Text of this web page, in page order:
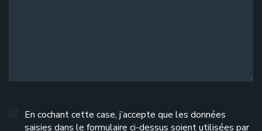
En cochant cette case, j’accepte que les données
saisies dans le formulaire ci-dessus soient utilisées par